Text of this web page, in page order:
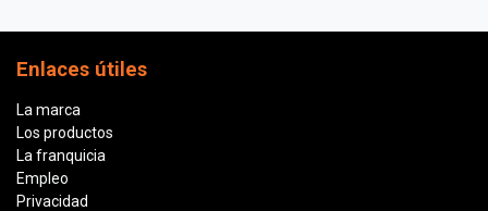
Enlaces útiles
La marca
Los productos
La franquicia
Empleo
Privacidad